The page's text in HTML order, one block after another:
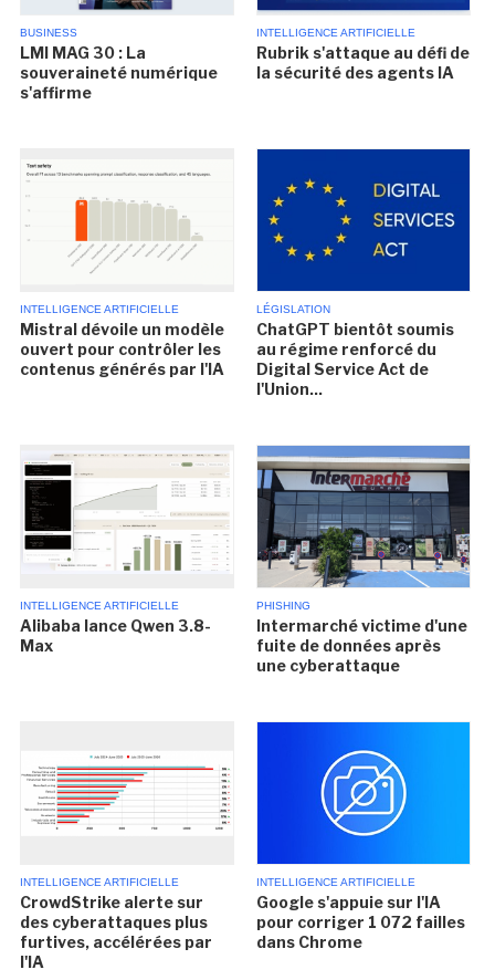
BUSINESS
LMI MAG 30 : La
souveraineté numérique
s'affirme
INTELLIGENCE ARTIFICIELLE
Rubrik s'attaque au défi de
la sécurité des agents IA
INTELLIGENCE ARTIFICIELLE
Mistral dévoile un modèle
ouvert pour contrôler les
contenus générés par l'IA
LÉGISLATION
ChatGPT bientôt soumis
au régime renforcé du
Digital Service Act de
l'Union...
INTELLIGENCE ARTIFICIELLE
Alibaba lance Qwen 3.8-
Max
PHISHING
Intermarché victime d'une
fuite de données après
une cyberattaque
INTELLIGENCE ARTIFICIELLE
CrowdStrike alerte sur
des cyberattaques plus
furtives, accélérées par
l'IA
INTELLIGENCE ARTIFICIELLE
Google s'appuie sur l'IA
pour corriger 1 072 failles
dans Chrome